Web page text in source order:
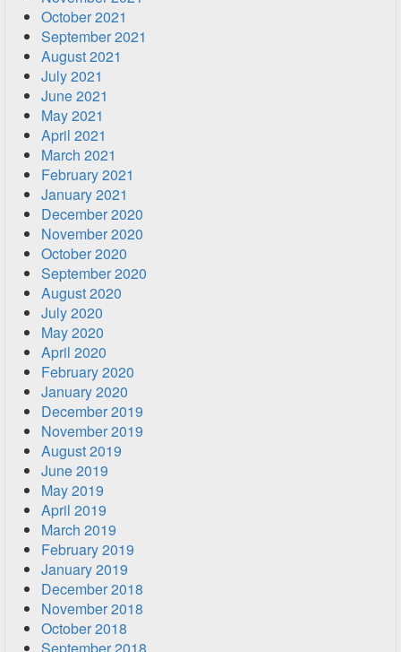
October 2021
September 2021
August 2021
July 2021
June 2021
May 2021
April 2021
March 2021
February 2021
January 2021
December 2020
November 2020
October 2020
September 2020
August 2020
July 2020
May 2020
April 2020
February 2020
January 2020
December 2019
November 2019
August 2019
June 2019
May 2019
April 2019
March 2019
February 2019
January 2019
December 2018
November 2018
October 2018